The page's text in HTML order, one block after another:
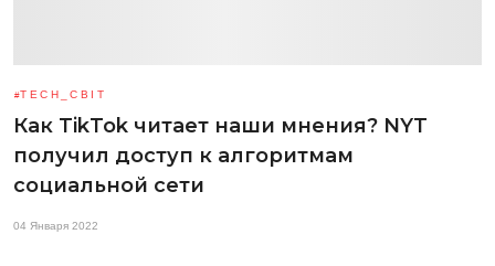
TECH_СВІТ
Как TikTok читает наши мнения? NYT
получил доступ к алгоритмам
социальной сети
04 Января 2022